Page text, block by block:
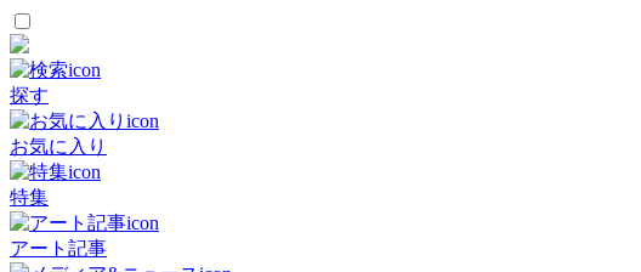
探す
お気に入り
特集
アート記事